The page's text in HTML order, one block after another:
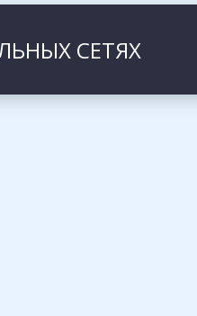
СЕТЯХ